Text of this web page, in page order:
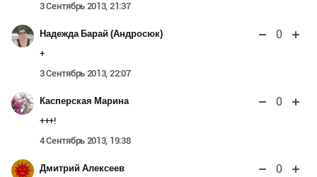
3 Сентябрь 2013, 21:37
Надежда Барай (Андросюк) 0
+
3 Сентябрь 2013, 22:07
Касперская Марина 0
+++!
4 Сентябрь 2013, 19:38
Дмитрий Алексеев 0